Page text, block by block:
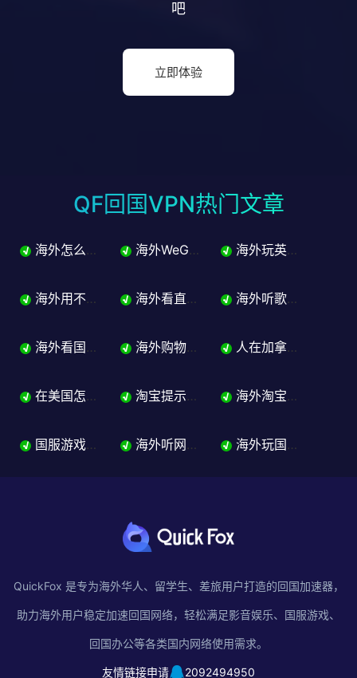
吧
立即体验
QF回国VPN热门文章
√ 海外怎么玩英雄联盟国服？从流畅登录到五排开黑完整解决方案 √海外WeGame打不开怎么办？英雄联盟国服登录问题解决 √海外玩英雄联盟延迟高怎么办？国服LOL降延迟完整指南
√ 海外用不了淘宝怎么办？商品屏蔽支付受限一站解决 √海外看直播地区限制怎么办？体育赛事电竞抖音直播加速器指南来了 √海外听歌歌曲变灰怎么办？网易云QQ音乐版权限制解决指南
√ 海外看国内视频怎么解决版权限制？追剧加速器完整指南 √海外购物加速器哪个好？淘宝京东拼多多一个搞定 √人在加拿大怎么用淘宝？华人留学生购物教程解决方案来了
√ 在美国怎么用不了淘宝？华人留学生淘宝购物完整指南 √淘宝提示商品地区限制怎么办？海外华人留学生解除商品屏蔽的方法 √海外淘宝打不开怎么办？页面报错加载失败的解决方法来了！
√ 国服游戏加速器哪个好？海外玩国服不卡指南 √海外听网易云音乐、QQ音乐歌曲变灰怎么办？2026留学生听歌完整解决方案 √海外玩国服游戏延迟高、登不上怎么办？2026留学生国服游戏完整解决方案
QuickFox 是专为海外华人、留学生、差旅用户打造的回国加速器，
助力海外用户稳定加速回国网络，轻松满足影音娱乐、国服游戏、
回国办公等各类国内网络使用需求。
友情链接申请 2092494950